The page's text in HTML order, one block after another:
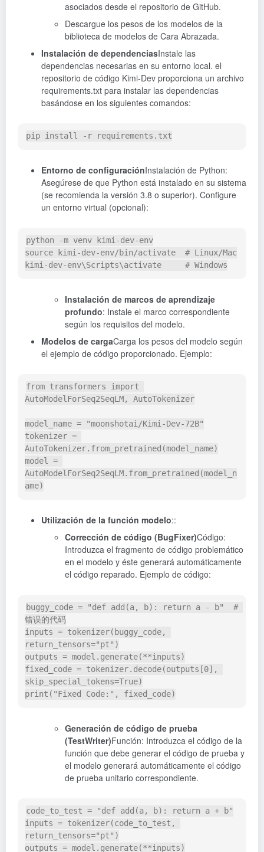
asociados desde el repositorio de GitHub.
Descargue los pesos de los modelos de la
biblioteca de modelos de Cara Abrazada.
Instalación de dependenciasInstale las
dependencias necesarias en su entorno local. el
repositorio de código Kimi-Dev proporciona un archivo
requirements.txt para instalar las dependencias
basándose en los siguientes comandos:
pip install -r requirements.txt
Entorno de configuraciónInstalación de Python:
Asegúrese de que Python está instalado en su sistema
(se recomienda la versión 3.8 o superior). Configure
un entorno virtual (opcional):
python -m
source kimi-dev-env/bin/activate # Linux/Mac
kimi-dev-env\Scripts\activate # Windows
Instalación de marcos de aprendizaje
profundo: Instale el marco correspondiente
según los requisitos del modelo.
Modelos de cargaCarga los pesos del modelo según
el ejemplo de código proporcionado. Ejemplo:
from transformers import
AutoModelForSeq2SeqLM , AutoTokenizer
model_name =
"moonshotai/Kimi-Dev-72B"
tokenizer =
AutoTokenizer. from_pretrained (model_name)
model =
AutoModelForSeq2SeqLM . from_pretrained (model_n
ame)
Utilización de la función modelo::
Corrección de código (BugFixer)Código:
Introduzca el fragmento de código problemático
en el modelo y éste generará automáticamente
el código reparado. Ejemplo de código:
buggy_code = "def add(a, b): return a - b"
#
错误的代码
inputs = tokenizer( buggy_code,
return_tensors="pt" )
outputs = model . generate(**inputs )
fixed_code = tokenizer. decode(outputs 0
,
skip_special_tokens=True)
print ( "Fixed Code:" , fixed_code)
Generación de código de prueba
(TestWriter)Función: Introduzca el código de la
función que debe generar el código de prueba y
el modelo generará automáticamente el código
de prueba unitario correspondiente.
code_to_test =
"def add(a, b): return a + b"
inputs = tokenizer(code_to_test ,
return_tensors="pt" )
outputs = model . generate(**inputs )